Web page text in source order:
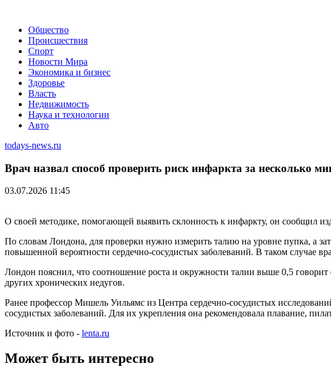
Общество
Происшествия
Спорт
Новости Мира
Экономика и бизнес
Здоровье
Власть
Недвижимость
Наука и технологии
Авто
todays-news.ru
Врач назвал способ проверить риск инфаркта за несколько
03.07.2026 11:45
О своей методике, помогающей выявить склонность к инфаркту, он сообщил
По словам Лондона, для проверки нужно измерить талию на уровне пупка, а
повышенной вероятности сердечно-сосудистых заболеваний. В таком случае
Лондон пояснил, что соотношение роста и окружности талии выше 0,5
других хронических недугов.
Ранее профессор Мишель Уильямс из Центра сердечно-сосудистых
сосудистых заболеваний. Для их укрепления она рекомендовала плавание,
Источник и фото - lenta.ru
Может быть интересно